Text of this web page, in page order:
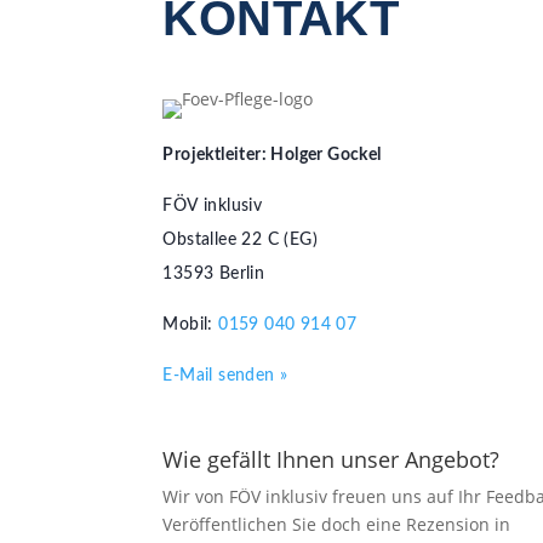
KONTAKT
Projektleiter: Holger Gockel
FÖV inklusiv
Obstallee 22 C (EG)
13593 Berlin
Mobil:0159 040 914 07
E-Mail senden »
Wie gefällt Ihnen unser Angebot?
Wir von FÖV inklusiv freuen uns auf Ihr
Veröffentlichen Sie doch eine Rezension in